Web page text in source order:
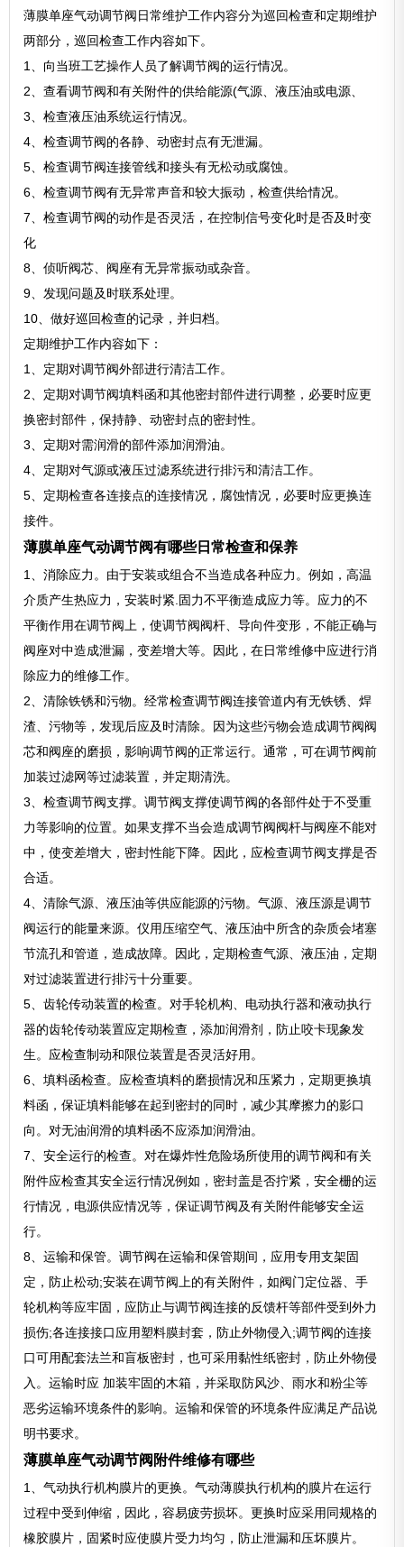
薄膜单座气动调节阀日常维护工作内容分为巡回检查和定期维护
两部分，巡回检查工作内容如下。
1、向当班工艺操作人员了解调节阀的运行情况。
2、查看调节阀和有关附件的供给能源(气源、液压油或电源、
3、检查液压油系统运行情况。
4、检查调节阀的各静、动密封点有无泄漏。
5、检查调节阀连接管线和接头有无松动或腐蚀。
6、检查调节阀有无异常声音和较大振动，检查供给情况。
7、检查调节阀的动作是否灵活，在控制信号变化时是否及时变
化
8、侦听阀芯、阀座有无异常振动或杂音。
9、发现问题及时联系处理。
10、做好巡回检查的记录，并归档。
定期维护工作内容如下：
1、定期对调节阀外部进行清洁工作。
2、定期对调节阀填料函和其他密封部件进行调整，必要时应更
换密封部件，保持静、动密封点的密封性。
3、定期对需润滑的部件添加润滑油。
4、定期对气源或液压过滤系统进行排污和清洁工作。
5、定期检查各连接点的连接情况，腐蚀情况，必要时应更换连
接件。
薄膜单座气动调节阀有哪些日常检查和保养
1、消除应力。由于安装或组合不当造成各种应力。例如，高温
介质产生热应力，安装时紧.固力不平衡造成应力等。应力的不
平衡作用在调节阀上，使调节阀阀杆、导向件变形，不能正确与
阀座对中造成泄漏，变差增大等。因此，在日常维修中应进行消
除应力的维修工作。
2、清除铁锈和污物。经常检查调节阀连接管道内有无铁锈、焊
渣、污物等，发现后应及时清除。因为这些污物会造成调节阀阀
芯和阀座的磨损，影响调节阀的正常运行。通常，可在调节阀前
加装过滤网等过滤装置，并定期清洗。
3、检查调节阀支撑。调节阀支撑使调节阀的各部件处于不受重
力等影响的位置。如果支撑不当会造成调节阀阀杆与阀座不能对
中，使变差增大，密封性能下降。因此，应检查调节阀支撑是否
合适。
4、清除气源、液压油等供应能源的污物。气源、液压源是调节
阀运行的能量来源。仪用压缩空气、液压油中所含的杂质会堵塞
节流孔和管道，造成故障。因此，定期检查气源、液压油，定期
对过滤装置进行排污十分重要。
5、齿轮传动装置的检查。对手轮机构、电动执行器和液动执行
器的齿轮传动装置应定期检查，添加润滑剂，防止咬卡现象发
生。应检查制动和限位装置是否灵活好用。
6、填料函检查。应检查填料的磨损情况和压紧力，定期更换填
料函，保证填料能够在起到密封的同时，减少其摩擦力的影口
向。对无油润滑的填料函不应添加润滑油。
7、安全运行的检查。对在爆炸性危险场所使用的调节阀和有关
附件应检查其安全运行情况例如，密封盖是否拧紧，安全栅的运
行情况，电源供应情况等，保证调节阀及有关附件能够安全运
行。
8、运输和保管。调节阀在运输和保管期间，应用专用支架固
定，防止松动;安装在调节阀上的有关附件，如阀门定位器、手
轮机构等应牢固，应防止与调节阀连接的反馈杆等部件受到外力
损伤;各连接接口应用塑料膜封套，防止外物侵入;调节阀的连接
口可用配套法兰和盲板密封，也可采用黏性纸密封，防止外物侵
入。运输时应 加装牢固的木箱，并采取防风沙、雨水和粉尘等
恶劣运输环境条件的影响。运输和保管的环境条件应满足产品说
明书要求。
薄膜单座气动调节阀附件维修有哪些
1、气动执行机构膜片的更换。气动薄膜执行机构的膜片在运行
过程中受到伸缩，因此，容易疲劳损坏。更换时应采用同规格的
橡胶膜片，固紧时应使膜片受力均匀，防止泄漏和压坏膜片。